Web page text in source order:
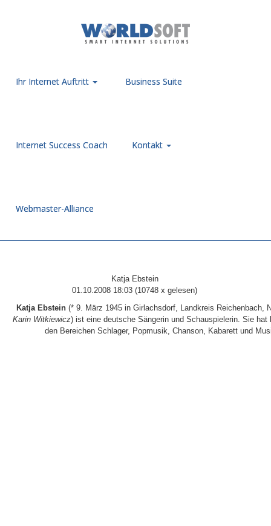
Ihr Internet Auftritt Business Suite
Internet Success Coach Kontakt
Webmaster-Alliance
Katja Ebstein
01.10.2008 18:03 (10748 x gelesen)
Katja Ebstein (* 9. März 1945 in Girlachsdorf, Landkreis Reichenbach,
Karin Witkiewicz) ist eine deutsche Sängerin und Schauspielerin. Sie hat
den Bereichen Schlager, Popmusik, Chanson, Kabarett und